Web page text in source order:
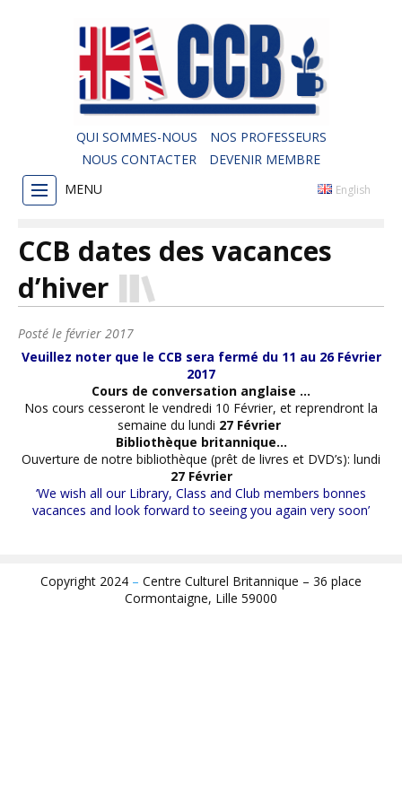
QUI SOMMES-NOUS
NOS PROFESSEURS
NOUS CONTACTER
DEVENIR MEMBRE
MENU
English
CCB dates des vacances
d’hiver
Posté le février 2017
Veuillez noter que le CCB sera fermé du 11 au 26 Février
2017
Cours de conversation anglaise …
Nos cours cesseront le vendredi 10 Février, et reprendront la
semaine du lundi 27 Février
Bibliothèque britannique…
Ouverture de notre bibliothèque (prêt de livres et DVD’s): lundi
27 Février
‘We wish all our Library, Class and Club members bonnes
vacances and look forward to seeing you again very soon’
Copyright 2024 – Centre Culturel Britannique – 36 place
Cormontaigne, Lille 59000